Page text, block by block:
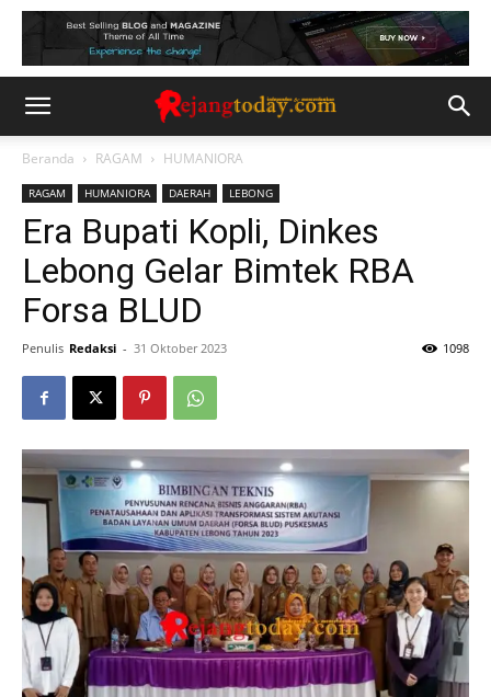
Beranda RAGAM HUMANIORA
RAGAM HUMANIORA DAERAH LEBONG
Era Bupati Kopli, Dinkes
Lebong Gelar Bimtek RBA
Forsa BLUD
Penulis Redaksi - 31 Oktober 2023 1098